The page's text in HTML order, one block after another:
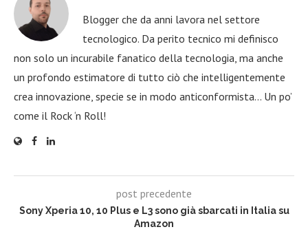
Blogger che da anni lavora nel settore
tecnologico. Da perito tecnico mi definisco
non solo un incurabile fanatico della tecnologia, ma anche
un profondo estimatore di tutto ciò che intelligentemente
crea innovazione, specie se in modo anticonformista… Un po’
come il Rock ‘n Roll!
post precedente
Sony Xperia 10, 10 Plus e L3 sono già sbarcati in Italia su
Amazon